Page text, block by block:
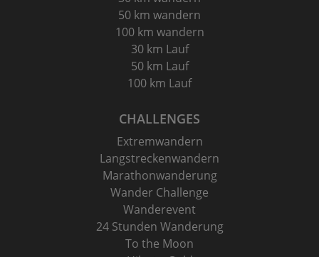
50 km wandern
100 km wandern
30 km Lauf
50 km Lauf
100 km Lauf
CHALLENGES
Extremwandern
Langstreckenwandern
Marathonwanderung
Wander Challenge
Wanderevent
24 Stunden Wanderung
To the Moon